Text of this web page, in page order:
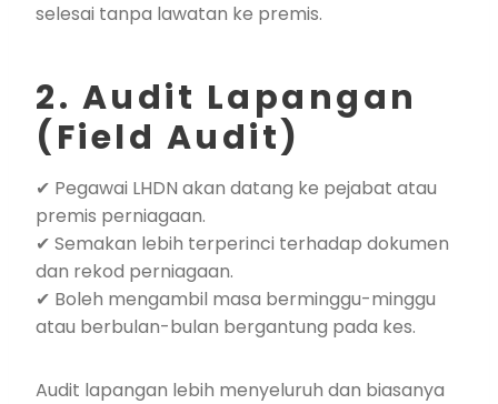
selesai tanpa lawatan ke premis.
2. Audit Lapangan
(Field Audit)
✔ Pegawai LHDN akan datang ke pejabat atau
premis perniagaan.
✔ Semakan lebih terperinci terhadap dokumen
dan rekod perniagaan.
✔ Boleh mengambil masa berminggu-minggu
atau berbulan-bulan bergantung pada kes.
Audit lapangan lebih menyeluruh dan biasanya